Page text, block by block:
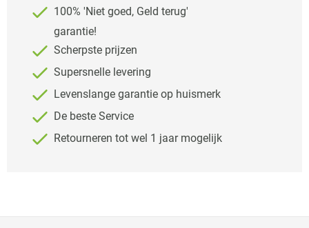
100% 'Niet goed, Geld terug'
garantie!
Scherpste prijzen
Supersnelle levering
Levenslange garantie op huismerk
De beste Service
Retourneren tot wel 1 jaar mogelijk